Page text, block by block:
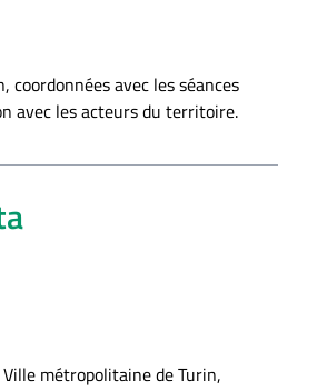
avec les séances
avec les acteurs du territoire.
Ville métropolitaine de Turin,